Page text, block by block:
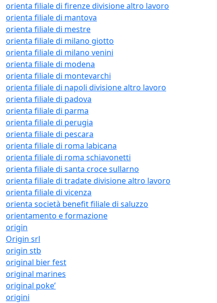
orienta filiale di firenze divisione altro lavoro
orienta filiale di mantova
orienta filiale di mestre
orienta filiale di milano giotto
orienta filiale di milano venini
orienta filiale di modena
orienta filiale di montevarchi
orienta filiale di napoli divisione altro lavoro
orienta filiale di padova
orienta filiale di parma
orienta filiale di perugia
orienta filiale di pescara
orienta filiale di roma labicana
orienta filiale di roma schiavonetti
orienta filiale di santa croce sullarno
orienta filiale di tradate divisione altro lavoro
orienta filiale di vicenza
orienta società benefit filiale di saluzzo
orientamento e formazione
origin
Origin srl
origin stb
original bier fest
original marines
original poke’
origini